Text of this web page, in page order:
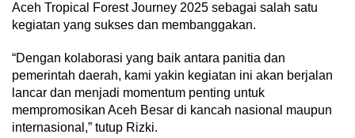
Aceh Tropical Forest Journey 2025 sebagai salah satu
kegiatan yang sukses dan membanggakan.
“Dengan kolaborasi yang baik antara panitia dan
pemerintah daerah, kami yakin kegiatan ini akan berjalan
lancar dan menjadi momentum penting untuk
mempromosikan Aceh Besar di kancah nasional maupun
internasional,” tutup Rizki.